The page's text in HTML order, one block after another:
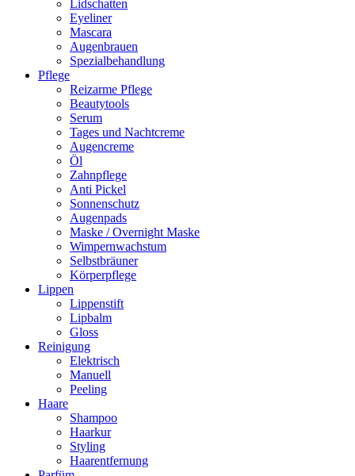
Lidschatten
Eyeliner
Mascara
Augenbrauen
Spezialbehandlung
Pflege
Reizarme Pflege
Beautytools
Serum
Tages und Nachtcreme
Augencreme
Öl
Zahnpflege
Anti Pickel
Sonnenschutz
Augenpads
Maske / Overnight Maske
Wimpernwachstum
Selbstbräuner
Körperpflege
Lippen
Lippenstift
Lipbalm
Gloss
Reinigung
Elektrisch
Manuell
Peeling
Haare
Shampoo
Haarkur
Styling
Haarentfernung